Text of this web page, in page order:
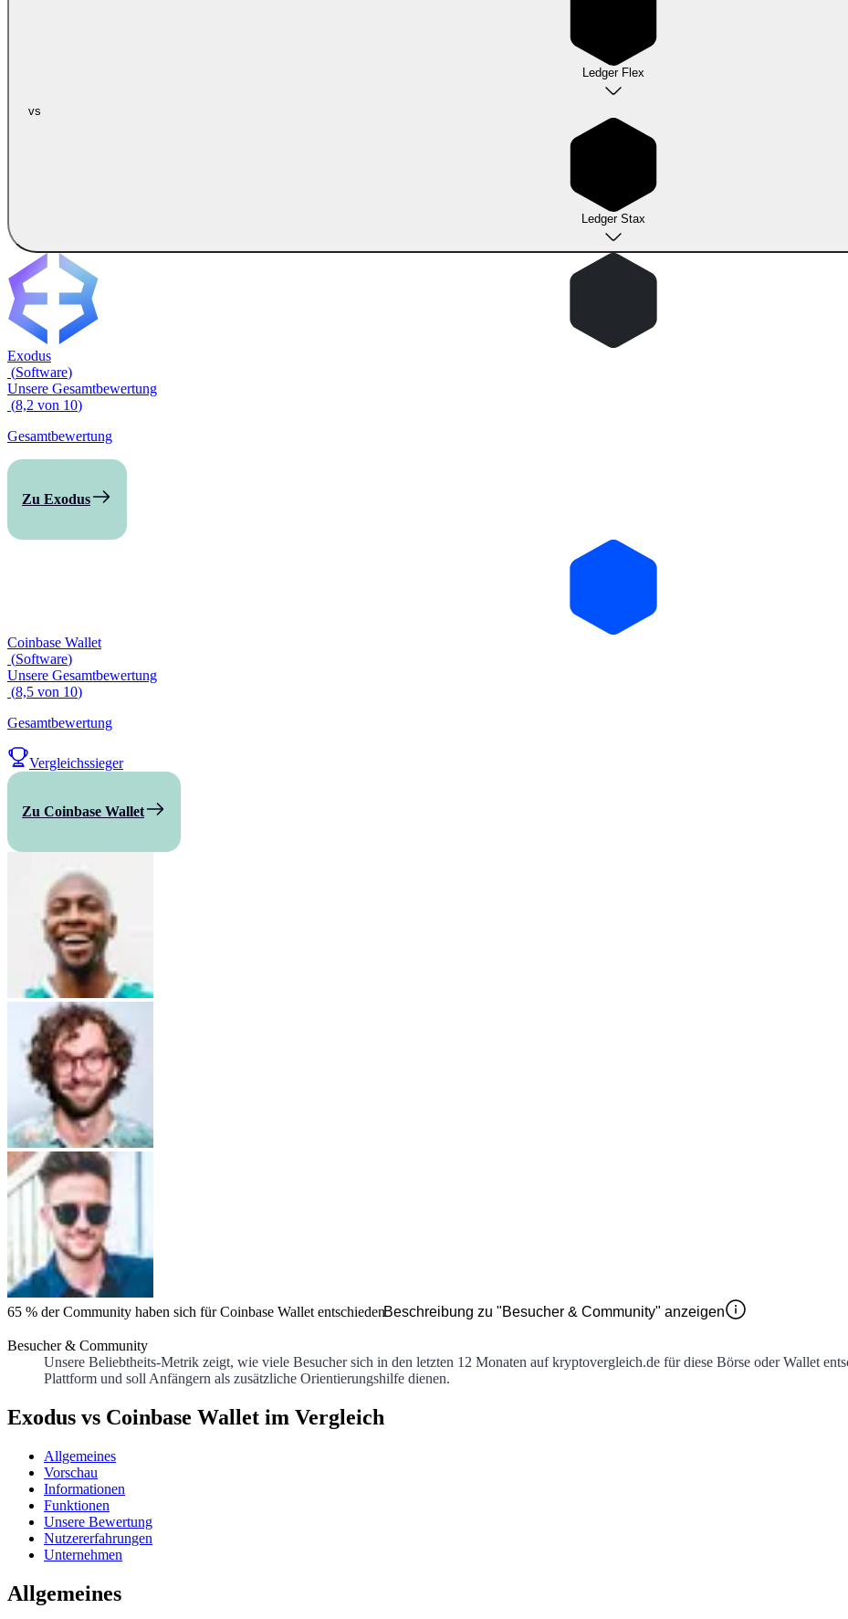
Ledger Flex
vs
Ledger Stax
Exodus
(Software)
Unsere Gesamtbewertung
(8,2 von 10)
Gesamtbewertung
Zu Exodus
Coinbase Wallet
(Software)
Unsere Gesamtbewertung
(8,5 von 10)
Gesamtbewertung
Vergleichssieger
Zu Coinbase Wallet
65 % der Community haben sich fürCoinbase Wallet entschiedenBeschreibung zu "Besucher & Community" anzeigen
Besucher & Community
Unsere Beliebtheits-Metrik zeigt, wie viele Besucher sich in den letzten 12 Monaten auf kryptovergleich.de für diese Börse oder Wallet
Plattform und soll Anfängern als zusätzliche Orientierungshilfe dienen.
Exodus vs Coinbase Wallet im Vergleich
Allgemeines
Vorschau
Informationen
Funktionen
Unsere Bewertung
Nutzererfahrungen
Unternehmen
Allgemeines